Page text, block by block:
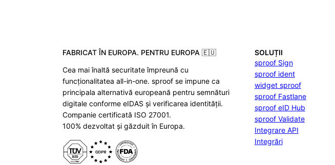
FABRICAT ÎN EUROPA. PENTRU EUROPA 🇪🇺
Cea mai înaltă securitate împreună cu
funcționalitatea all-in-one. sproof se impune ca
principala alternativă europeană pentru semnături
digitale conforme eIDAS și verificarea identității.
Companie certificată ISO 27001.
100% dezvoltat și găzduit în Europa.
SOLUȚII
sproof Sign
sproof ident
widget sproof
sproof Fastlane
sproof eID Hub
sproof Validate
Integrare API
Integrări